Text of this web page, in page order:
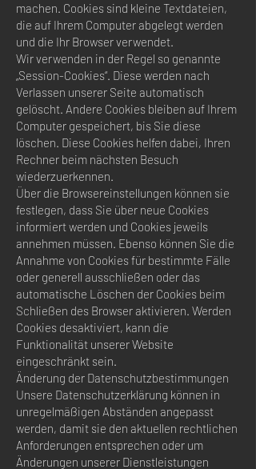
machen. Cookies sind kleine Textdateien,
die auf Ihrem Computer abgelegt werden
und die Ihr Browser verwendet.
Wir verwenden in der Regel so genannte
„Session-Cookies“. Diese werden nach
Verlassen unserer Seite automatisch
gelöscht. Andere Cookies bleiben auf Ihrem
Computer gespeichert, bis Sie diese
löschen. Diese Cookies helfen dabei, Ihren
Rechner beim nächsten Besuch
wiederzuerkennen.
Über die Browsereinstellungen können sie
festlegen, dass Sie über neue Cookies
informiert werden und Cookies jeweils
annehmen müssen. Ebenso können Sie die
Annahme von Cookies für bestimmte Fälle
oder generell ausschließen oder das
automatische Löschen der Cookies beim
Schließen des Browser aktivieren. Werden
Cookies desaktiviert, kann die
Funktionalität unserer Website
eingeschränkt sein.
Änderung der Datenschutzbestimmungen
Unsere Datenschutzerklärung können in
unregelmäßigen Abständen angepasst
werden, damit sie den aktuellen rechtlichen
Anforderungen entsprechen oder um
Änderungen unserer Dienstleistungen